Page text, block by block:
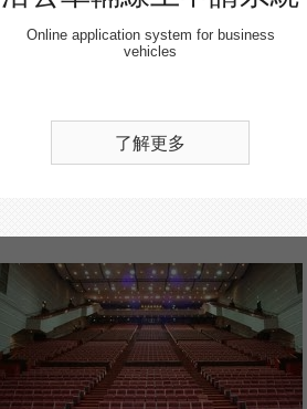
Online application system for business
vehicles
了解更多